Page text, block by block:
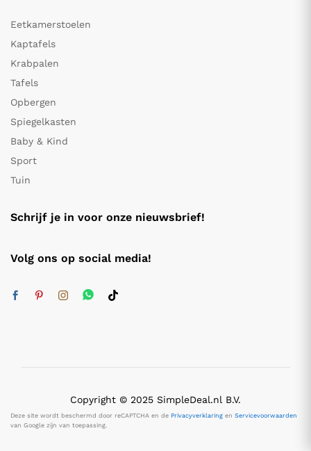
Eetkamerstoelen
Kaptafels
Krabpalen
Tafels
Opbergen
Spiegelkasten
Baby & Kind
Sport
Tuin
Schrijf je in voor onze nieuwsbrief!
Volg ons op social media!
Copyright © 2025 SimpleDeal.nl B.V.
Deze site wordt beschermd door reCAPTCHA en de Privacyverklaring en Servicevoorwaarden
van Google zijn van toepassing.